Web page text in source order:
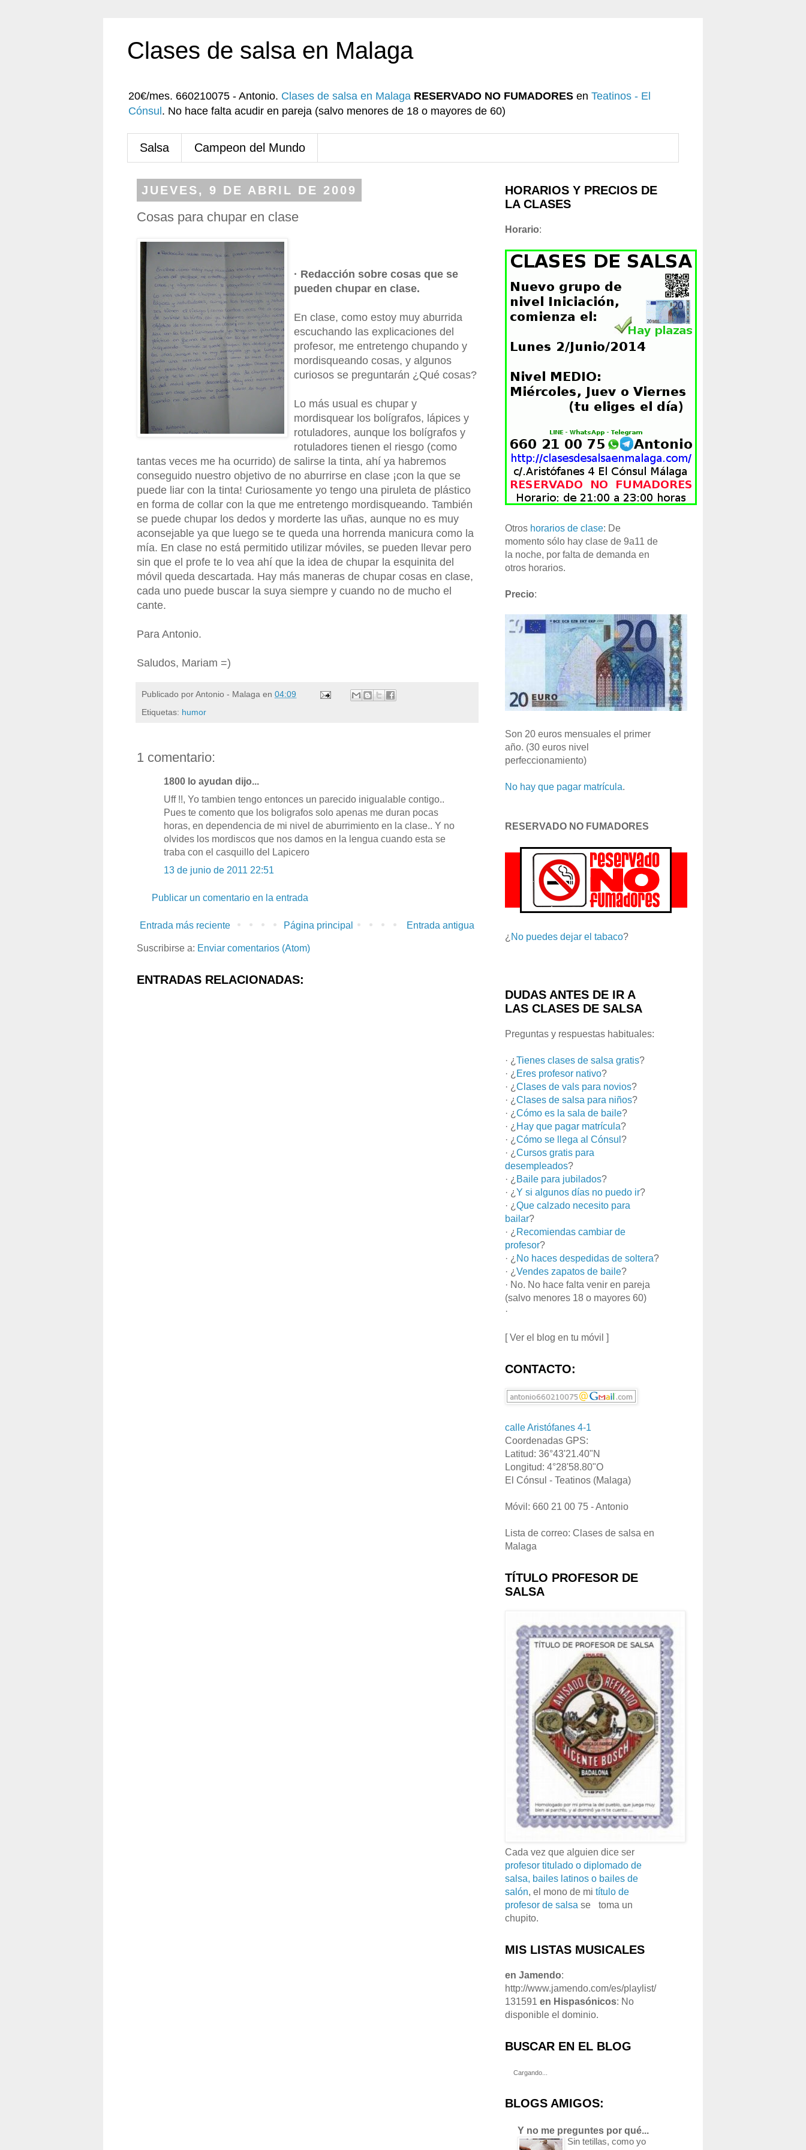
Clases de salsa en Malaga
20€/mes. 660210075 - Antonio. Clases de salsa en Malaga RESERVADO NO FUMADORES en Teatinos - El
Cónsul . No hace falta acudir en pareja (salvo menores de 18 o mayores de 60)
Salsa Campeon del Mundo
JUEVES, 9 DE ABRIL DE 2009
Cosas para chupar en clase
· Redacción sobre cosas que se
pueden chupar en clase.
En clase, como estoy muy aburrida
escuchando las explicaciones del
profesor, me entretengo chupando y
mordisqueando cosas, y algunos
curiosos se preguntarán ¿Qué cosas?
Lo más usual es chupar y
mordisquear los bolígrafos, lápices y
rotuladores, aunque los bolígrafos y
rotuladores tienen el riesgo (como
tantas veces me ha ocurrido) de salirse la tinta, ahí ya habremos
conseguido nuestro objetivo de no aburrirse en clase ¡con la que se
puede liar con la tinta! Curiosamente yo tengo una piruleta de plástico
en forma de collar con la que me entretengo mordisqueando. También
se puede chupar los dedos y morderte las uñas, aunque no es muy
aconsejable ya que luego se te queda una horrenda manicura como la
mía. En clase no está permitido utilizar móviles, se pueden llevar pero
sin que el profe te lo vea ahí que la idea de chupar la esquinita del
móvil queda descartada. Hay más maneras de chupar cosas en clase,
cada uno puede buscar la suya siempre y cuando no de mucho el
cante.
Para Antonio.
Saludos, Mariam =)
Publicado porAntonio - Malaga en 04:09
Etiquetas: humor
1 comentario:
1800 lo ayudan dijo...
Uff !!, Yo tambien tengo entonces un parecido inigualable contigo..
Pues te comento que los boligrafos solo apenas me duran pocas
horas, en dependencia de mi nivel de aburrimiento en la clase.. Y no
olvides los mordiscos que nos damos en la lengua cuando esta se
traba con el casquillo del Lapicero
13 de junio de 2011 22:51
Publicar un comentario en la entrada
Entrada más reciente Entrada antigua
Página principal
Suscribirse a: Enviar comentarios (Atom)
ENTRADAS RELACIONADAS:
HORARIOS Y PRECIOS DE
LA CLASES
Horario:
Otros horarios de clase: De
momento sólo hay clase de 9a11 de
la noche, por falta de demanda en
otros horarios.
Precio:
Son 20 euros mensuales el primer
año. (30 euros nivel
perfeccionamiento)
No hay que pagar matrícula.
RESERVADO NO FUMADORES
¿ No puedes dejar el tabaco?
DUDAS ANTES DE IR A
LAS CLASES DE SALSA
Preguntas y respuestas habituales:
· ¿ Tienes clases de salsa gratis?
· ¿ Eres profesor nativo?
· ¿ Clases de vals para novios?
· ¿ Clases de salsa para niños?
· ¿ Cómo es la sala de baile?
· ¿ Hay que pagar matrícula?
· ¿ Cómo se llega al Cónsul ?
· ¿ Cursos gratis para
desempleados?
· ¿ Baile para jubilados?
· ¿ Y si algunos días no puedo ir?
· ¿ Que calzado necesito para
bailar?
· ¿ Recomiendas cambiar de
profesor?
· ¿ No haces despedidas de soltera?
· ¿ Vendes zapatos de baile?
· No. No hace falta venir en pareja
(salvo menores 18 o mayores 60)
·
[ Ver el blog en tu móvil ]
CONTACTO:
calle Aristófanes 4-1
Coordenadas GPS:
Latitud: 36°43'21.40"N
Longitud: 4°28'58.80"O
El Cónsul - Teatinos (Malaga)
Móvil: 660 21 00 75 - Antonio
Lista de correo: Clases de salsa en
Malaga
TÍTULO PROFESOR DE
SALSA
Cada vez que alguien dice ser
profesor titulado o diplomado de
salsa, bailes latinos o bailes de
salón, el mono de mi título de
profesor de salsa se
toma un
chupito.
MIS LISTAS MUSICALES
en Jamendo:
http://www.jamendo.com/es/playlist/
131591 en Hispasónicos: No
disponible el dominio.
BUSCAR EN EL BLOG
Cargando...
BLOGS AMIGOS:
Y no me preguntes por qué...
Sin tetillas, como yo